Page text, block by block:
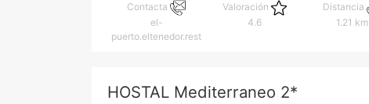
Contacta
el-
puerto.eltenedor.rest
Valoración
4.6
Distancia
1.21 km
HOSTAL Mediterraneo 2*